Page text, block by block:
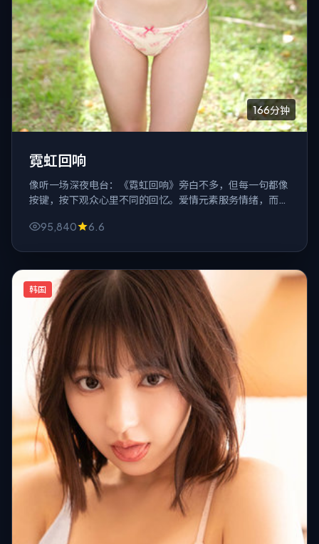
166分钟
霓虹回响
像听一场深夜电台：《霓虹回响》旁白不多，但每一句都像
按键，按下观众心里不同的回忆。爱情元素服务情绪，而不
95,840
6.6
韩国